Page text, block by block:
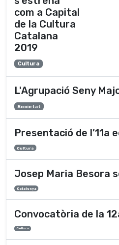
com a Capital
de la Cultura
Catalana
2019
Cultura
L'Agrupació Seny
Societat
Presentació de
Cultura
Josep Maria Besora
Catalunya
Convocatòria de la
Cultura